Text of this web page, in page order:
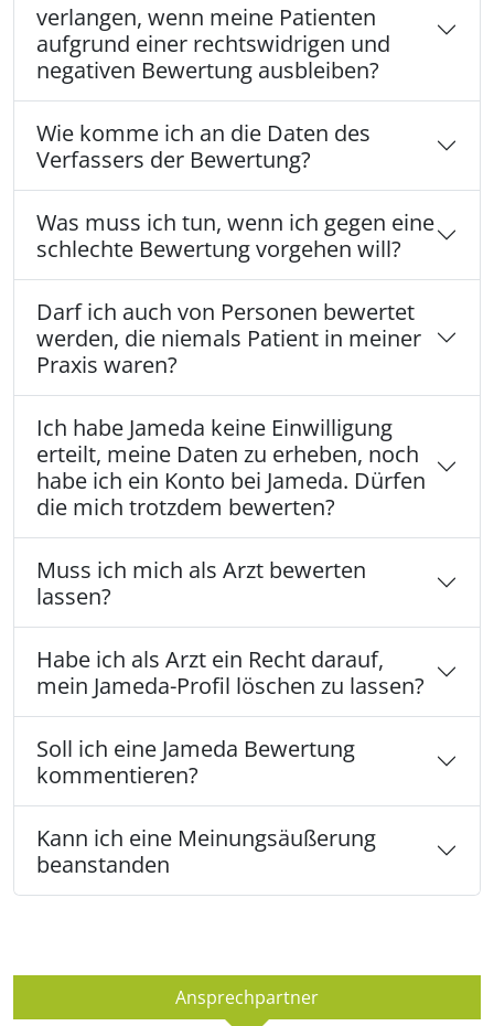
verlangen, wenn meine Patienten
aufgrund einer rechtswidrigen und
negativen Bewertung ausbleiben?
Wie komme ich an die Daten des
Verfassers der Bewertung?
Was muss ich tun, wenn ich gegen eine
schlechte Bewertung vorgehen will?
Darf ich auch von Personen bewertet
werden, die niemals Patient in meiner
Praxis waren?
Ich habe Jameda keine Einwilligung
erteilt, meine Daten zu erheben, noch
habe ich ein Konto bei Jameda. Dürfen
die mich trotzdem bewerten?
Muss ich mich als Arzt bewerten
lassen?
Habe ich als Arzt ein Recht darauf,
mein Jameda-Profil löschen zu lassen?
Soll ich eine Jameda Bewertung
kommentieren?
Kann ich eine Meinungsäußerung
beanstanden
Ansprechpartner